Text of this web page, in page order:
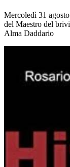
Mercoledì 31
del Maestro del
Alma Daddario